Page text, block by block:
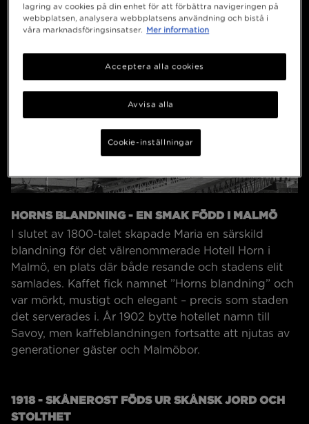
HORNS BLANDNING - EN SMAK FÖDD I MALMÖ
I slutet av 1800-talet skapade Maria en särskild
blandning för det välrenommerade Hotell Horn i
Malmö, en plats där både resande och stadens elit
samlades. Kaffet fick namnet ”Horns blandning” och
var mörkt, mustigt och elegant – precis som staden
det serverades i. År 1902 bytte hotellet namn till
Savoy, men kaffeblandningen fortsatte att njutas av
generationer gäster och Malmöbor.
1918 - SKÅNEROST FÖDS UR SKÅNSK JORD OCH
STOLTHET
lagring av cookies på din enhet för att förbättra navigeringen på
webbplatsen, analysera webbplatsens användning och bistå i
våra marknadsföringsinsatser.
Mer information
Avvisa alla
Acceptera alla cookies
Cookie-inställningar